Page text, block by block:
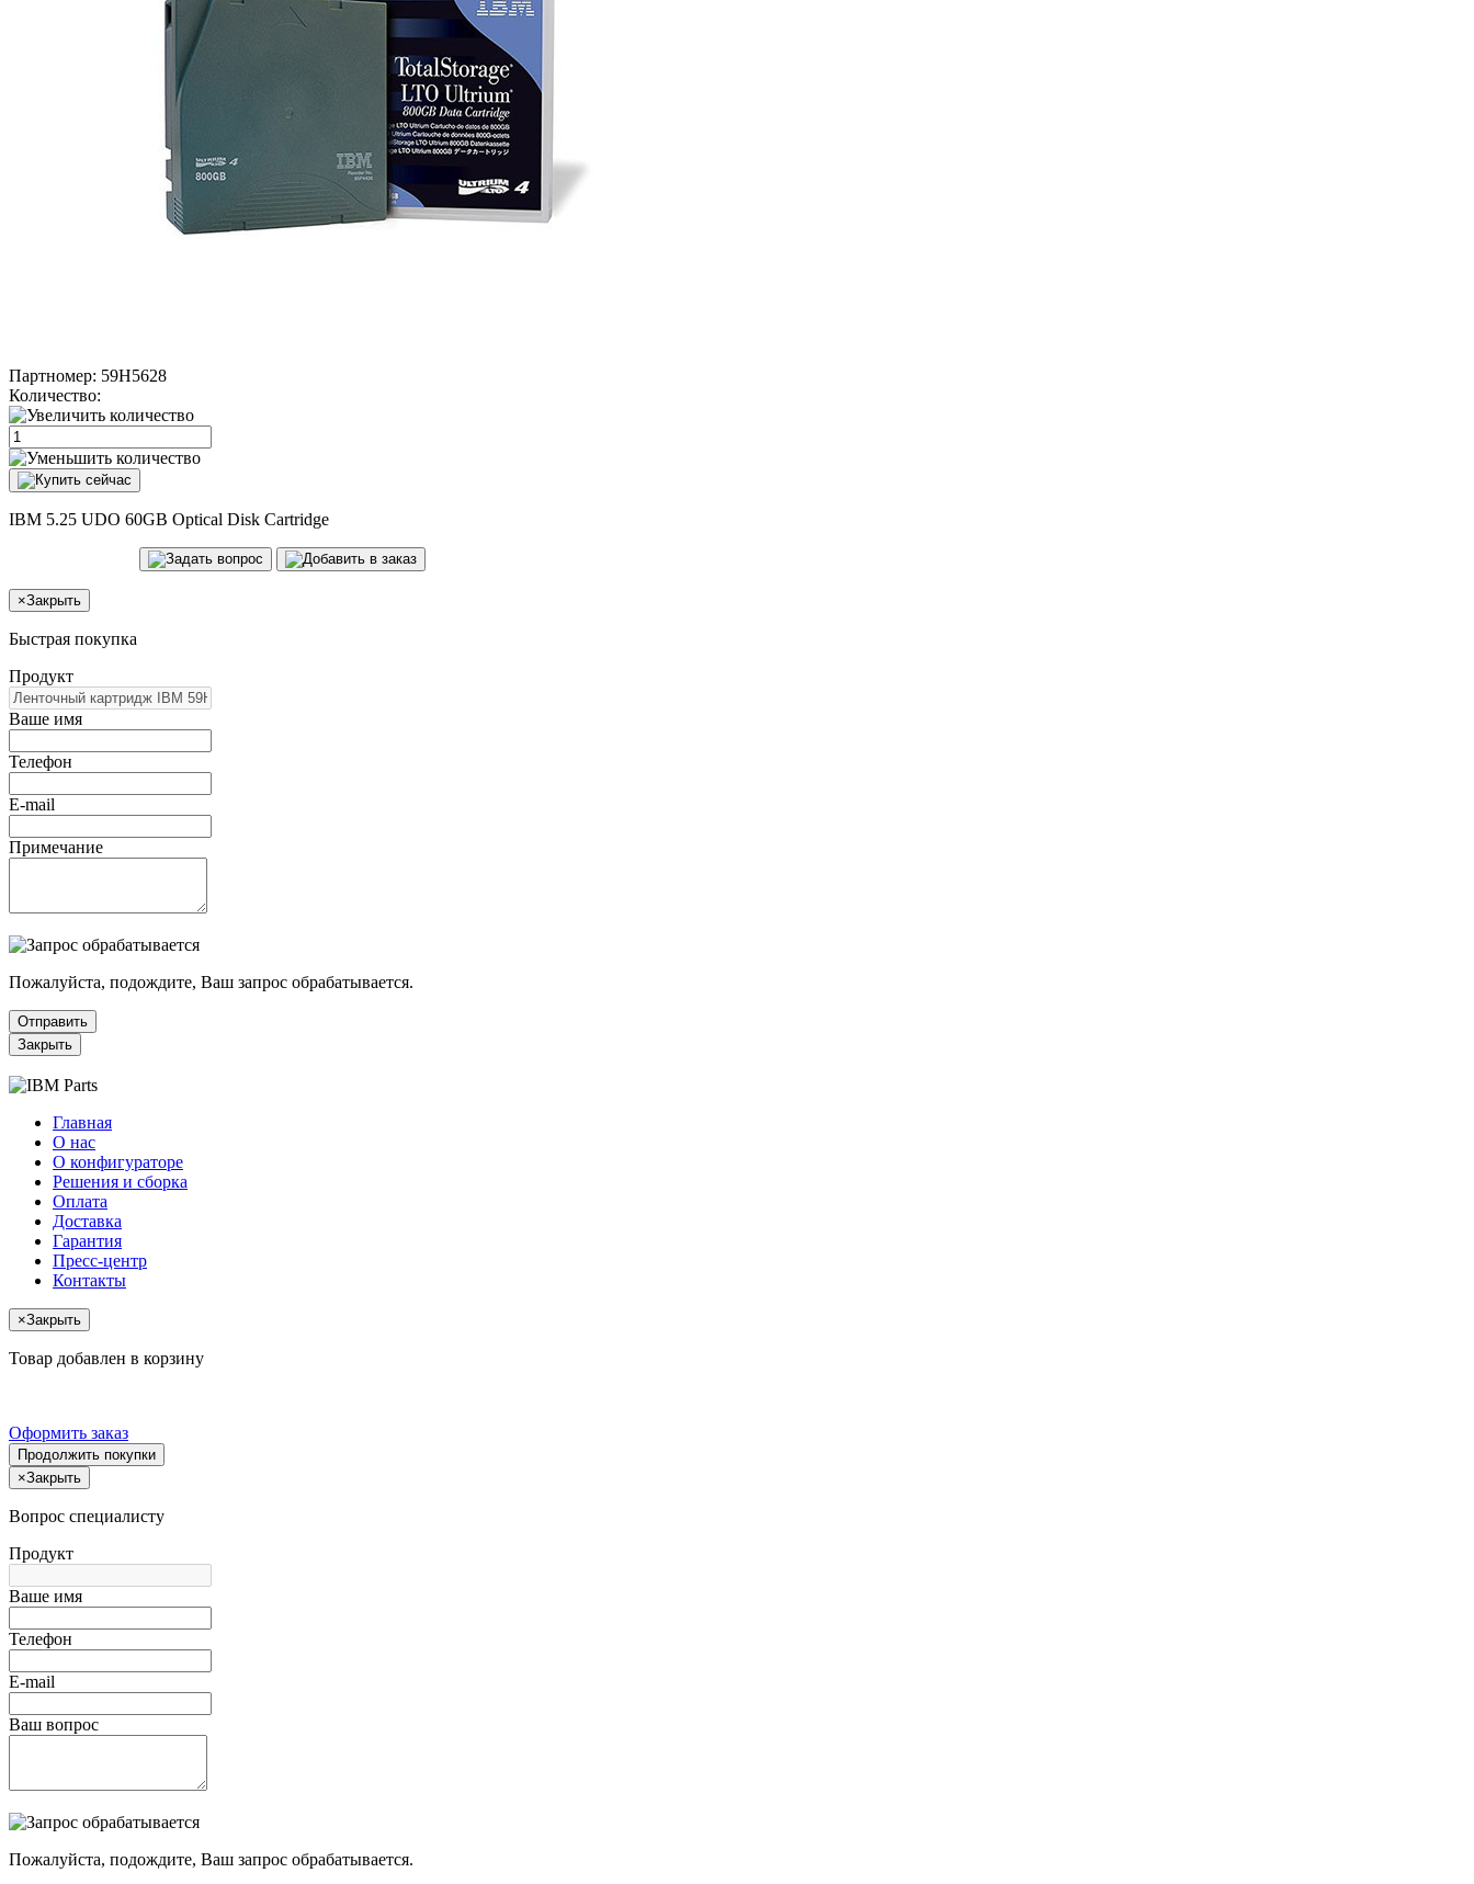
Партномер: 59H5628
Количество:
IBM 5.25 UDO 60GB Optical Disk Cartridge
×Закрыть
Быстрая покупка
Продукт
Ваше имя
Телефон
E-mail
Примечание
Пожалуйста, подождите, Ваш запрос обрабатывается.
Отправить
Закрыть
Главная
О нас
О конфигураторе
Решения и сборка
Оплата
Доставка
Гарантия
Пресс-центр
Контакты
×Закрыть
Товар добавлен в корзину
Оформить заказ
Продолжить покупки
×Закрыть
Вопрос специалисту
Продукт
Ваше имя
Телефон
E-mail
Ваш вопрос
Пожалуйста, подождите, Ваш запрос обрабатывается.